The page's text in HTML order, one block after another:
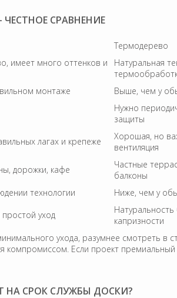
СРАВНЕНИЕ
Термодерево
имеет много оттенков и
Натуральная
монтаже Выше, чем у
Нужно
защиты
лагах и крепеже
Хорошая, но
вентиляция
дорожки, кафе
Частные
балконы
технологии Ниже, чем у
уход
капризности
ухода, разумнее смотреть в
Если проект
НА СРОК СЛУЖБЫ ДОСКИ?